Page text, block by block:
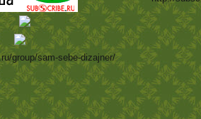
group/sam-sebe-dizajner/